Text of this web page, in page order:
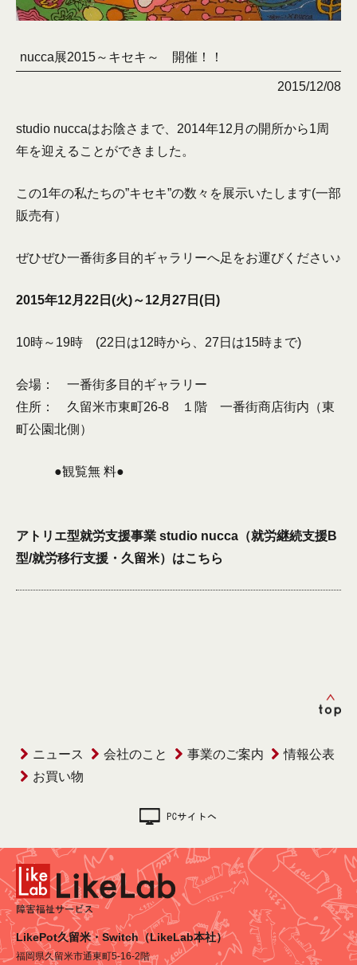
nucca展2015～キセキ～ 開催！！
2015/12/08
studio nuccaはお陰さまで、2014年12月の開所から1周
年を迎えることができました。
この1年の私たちの”キセキ”の数々を展示いたします(一部
販売有）
ぜひぜひ一番街多目的ギャラリーへ足をお運びください♪
2015年12月22日(火)～12月27日(日)
10時～19時 (22日は12時から、27日は15時まで)
会場： 一番街多目的ギャラリー
住所： 久留米市東町26-8 １階 一番街商店街内（東
町公園北側）
●観覧無 料●
アトリエ型就労支援事業 studio nucca（就労継続支援B
型/就労移行支援・久留米）はこちら
ニュース 会社のこと 事業のご案内
情報公表
お買い物
LikePot久留米・Switch（LikeLab本社）
福岡県久留米市通東町5-16-2階